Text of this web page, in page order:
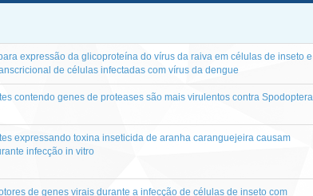
expressão da glicoproteína do vírus da raiva em células de inseto e
de células infectadas com vírus da dengue
contendo genes de proteases são mais virulentos contra Spodoptera
expressando toxina inseticida de aranha caranguejeira causam
infecção in vitro
de genes virais durante a infecção de células de inseto com